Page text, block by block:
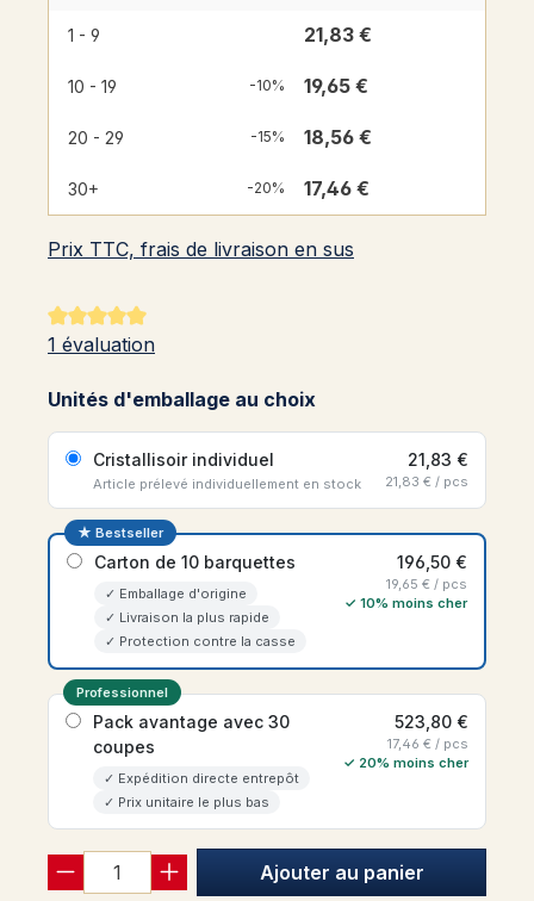
1 - 9 21,83 €
10 - 19 -10% 19,65 €
20 - 29 -15% 18,56 €
30+ -20% 17,46 €
Prix TTC, frais de livraison en sus
Note moyenne de 5 sur 5 étoiles
1 évaluation
Unités d'emballage au choix
Cristallisoir individuel
Article prélevé individuellement en stock
21,83 €
21,83 € / pcs
★ Bestseller
Carton de 10 barquettes
✓ Emballage d'origine
✓ Livraison la plus rapide
✓ Protection contre la casse
196,50 €
19,65 € / pcs
✓ 10% moins cher
Professionnel
Pack avantage avec 30
coupes
✓ Expédition directe entrepôt
✓ Prix unitaire le plus bas
523,80 €
17,46 € / pcs
✓ 20% moins cher
Ajouter au panier